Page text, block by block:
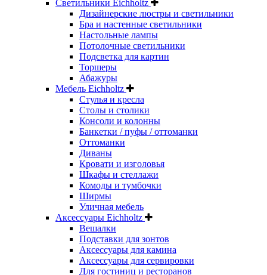
Светильники Eichholtz
Дизайнерские люстры и светильники
Бра и настенные светильники
Настольные лампы
Потолочные светильники
Подсветка для картин
Торшеры
Абажуры
Мебель Eichholtz
Стулья и кресла
Столы и столики
Консоли и колонны
Банкетки / пуфы / оттоманки
Оттоманки
Диваны
Кровати и изголовья
Шкафы и стеллажи
Комоды и тумбочки
Ширмы
Уличная мебель
Аксессуары Eichholtz
Вешалки
Подставки для зонтов
Аксессуары для камина
Аксессуары для сервировки
Для гостиниц и ресторанов